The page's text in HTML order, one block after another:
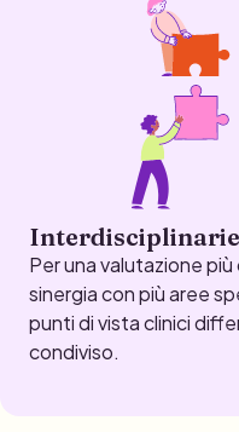
Per una valutazione
sinergia con più aree
punti di vista clinici
condiviso.